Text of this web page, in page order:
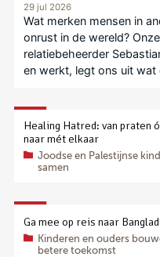
29 jul 2026
Wat merken mensen in
onrust in de wereld?
relatiebeheerder
en werkt, legt ons uit
Healing Hatred: van praten
naar mét elkaar
Joodse en Palestijnse
samen
Ga mee op reis naar
Kinderen en ouders
betere toekomst